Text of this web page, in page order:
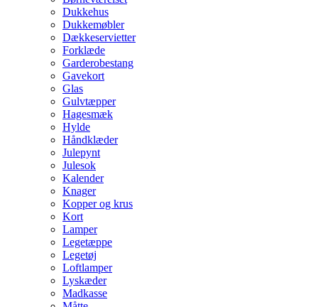
Dukkehus
Dukkemøbler
Dækkeservietter
Forklæde
Garderobestang
Gavekort
Glas
Gulvtæpper
Hagesmæk
Hylde
Håndklæder
Julepynt
Julesok
Kalender
Knager
Kopper og krus
Kort
Lamper
Legetæppe
Legetøj
Loftlamper
Lyskæder
Madkasse